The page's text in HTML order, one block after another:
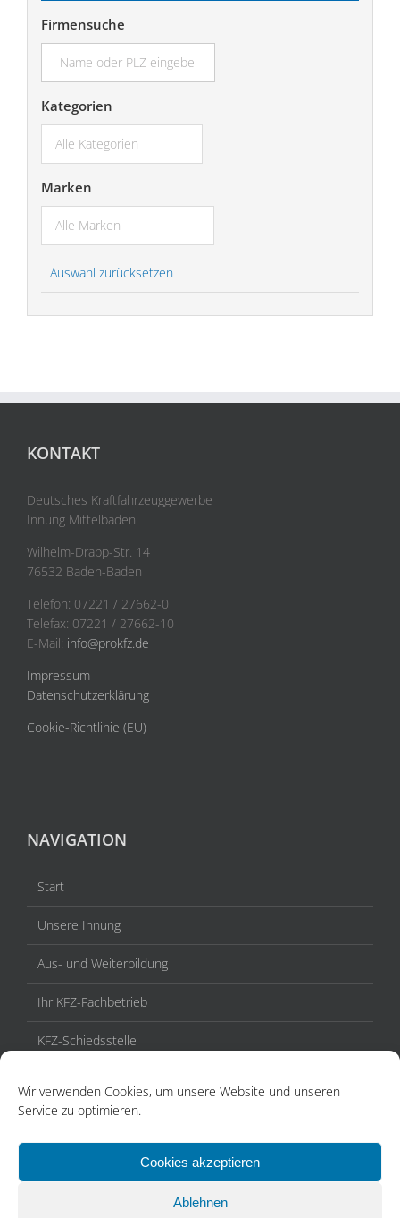
Wir verwenden Cookies, um unsere Website und unseren
Service zu optimieren.
Cookies akzeptieren
Ablehnen
Firmensuche
Kategorien
Marken
Auswahl zurücksetzen
KONTAKT
Deutsches Kraftfahrzeuggewerbe
Innung Mittelbaden
Wilhelm-Drapp-Str. 14
76532 Baden-Baden
Telefon: 07221 / 27662-0
Telefax: 07221 / 27662-10
E-Mail: info@prokfz.de
Impressum
Datenschutzerklärung
Cookie-Richtlinie (EU)
NAVIGATION
Start
Unsere Innung
Aus- und Weiterbildung
Ihr KFZ-Fachbetrieb
KFZ-Schiedsstelle
Aktuelles